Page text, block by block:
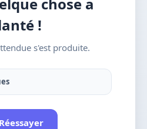
!
s'est produite.